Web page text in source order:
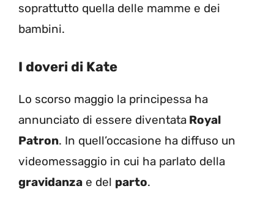
soprattutto quella delle mamme e dei
bambini.
I doveri di Kate
Lo scorso maggio la principessa ha
annunciato di essere diventata Royal
Patron. In quell’occasione ha diffuso un
videomessaggio in cui ha parlato della
gravidanza e del parto.